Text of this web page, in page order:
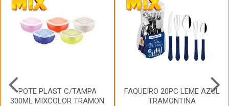
POTE PLAST C/TAMPA
300ML MIXCOLOR TRAMON
FAQUEIRO 20PC LEME AZUL
TRAMONTINA